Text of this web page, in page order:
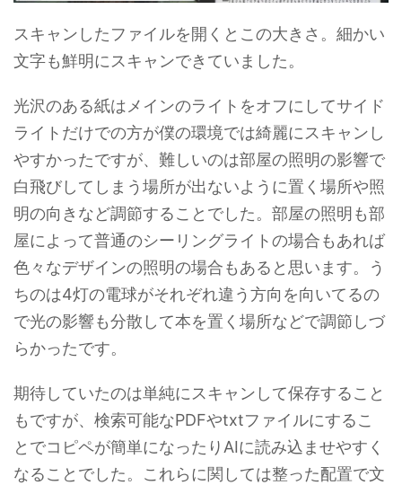
スキャンしたファイルを開くとこの大きさ。細かい
文字も鮮明にスキャンできていました。
光沢のある紙はメインのライトをオフにしてサイド
ライトだけでの方が僕の環境では綺麗にスキャンし
やすかったですが、難しいのは部屋の照明の影響で
白飛びしてしまう場所が出ないように置く場所や照
明の向きなど調節することでした。部屋の照明も部
屋によって普通のシーリングライトの場合もあれば
色々なデザインの照明の場合もあると思います。う
ちのは4灯の電球がそれぞれ違う方向を向いてるの
で光の影響も分散して本を置く場所などで調節しづ
らかったです。
期待していたのは単純にスキャンして保存すること
もですが、検索可能なPDFやtxtファイルにするこ
とでコピペが簡単になったりAIに読み込ませやすく
なることでした。これらに関しては整った配置で文